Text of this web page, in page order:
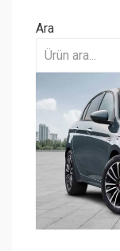
Ara